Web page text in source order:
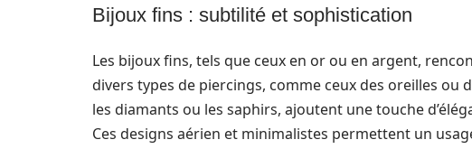
Bijoux fins : subtilité et sophistication
Les bijoux fins, tels que ceux en or ou en argent,
divers types de piercings, comme ceux des oreilles ou
les diamants ou les saphirs, ajoutent une touche
Ces designs aérien et minimalistes permettent un